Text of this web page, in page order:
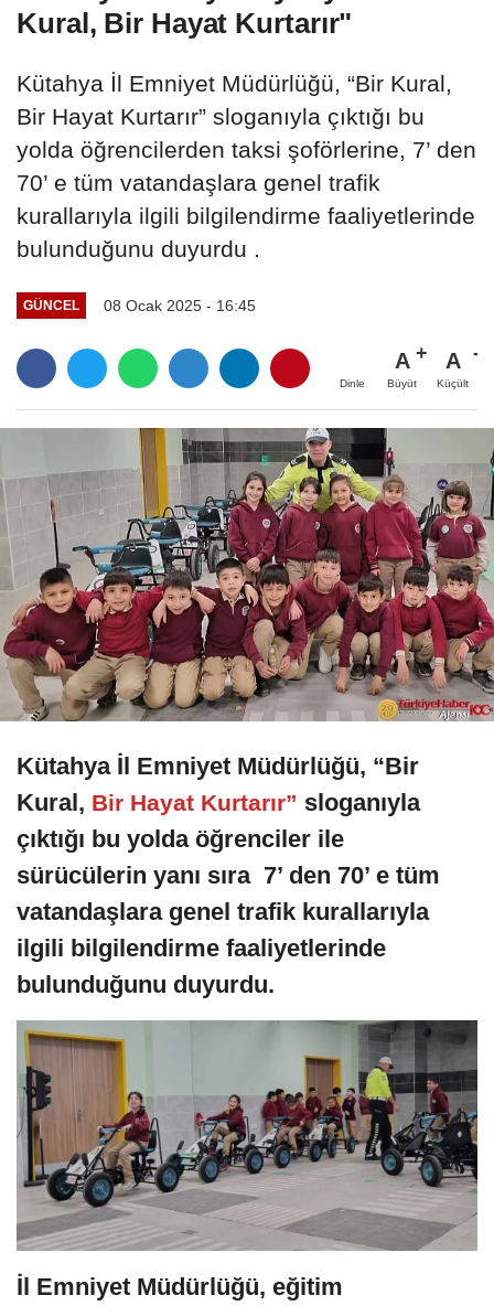
Kural, Bir Hayat Kurtarır"
Kütahya İl Emniyet Müdürlüğü, “Bir Kural,
Bir Hayat Kurtarır” sloganıyla çıktığı bu
yolda öğrencilerden taksi şoförlerine, 7’ den
70’ e tüm vatandaşlara genel trafik
kurallarıyla ilgili bilgilendirme faaliyetlerinde
bulunduğunu duyurdu .
GÜNCEL 08 Ocak 2025 - 16:45
Dinle
A
Büyüt
A
Küçült
Kütahya İl Emniyet Müdürlüğü, “Bir
Kural, Bir Hayat Kurtarır” sloganıyla
çıktığı bu yolda öğrenciler ile
sürücülerin yanı sıra 7’ den 70’ e tüm
vatandaşlara genel trafik kurallarıyla
ilgili bilgilendirme faaliyetlerinde
bulunduğunu duyurdu.
İl Emniyet Müdürlüğü, eğitim